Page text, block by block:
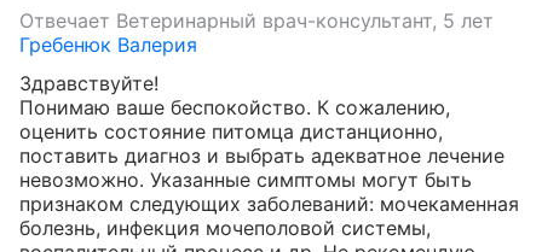
Отвечает Ветеринарный врач-консультант, 5 лет
Гребенюк Валерия
Здравствуйте!
Понимаю ваше беспокойство. К сожалению,
оценить состояние питомца дистанционно,
поставить диагноз и выбрать адекватное лечение
невозможно. Указанные симптомы могут быть
признаком следующих заболеваний: мочекаменная
болезнь, инфекция мочеполовой системы,